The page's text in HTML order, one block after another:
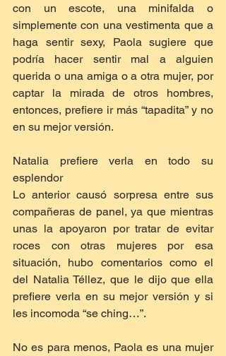
con un escote, una minifalda o
simplemente con una vestimenta que a
haga sentir sexy, Paola sugiere que
podría hacer sentir mal a alguien
querida o una amiga o a otra mujer, por
captar la mirada de otros hombres,
entonces, prefiere ir más “tapadita” y no
en su mejor versión.
Natalia prefiere verla en todo su
esplendor
Lo anterior causó sorpresa entre sus
compañeras de panel, ya que mientras
unas la apoyaron por tratar de evitar
roces con otras mujeres por esa
situación, hubo comentarios como el
del Natalia Téllez, que le dijo que ella
prefiere verla en su mejor versión y si
les incomoda “se ching…”.
No es para menos, Paola es una mujer